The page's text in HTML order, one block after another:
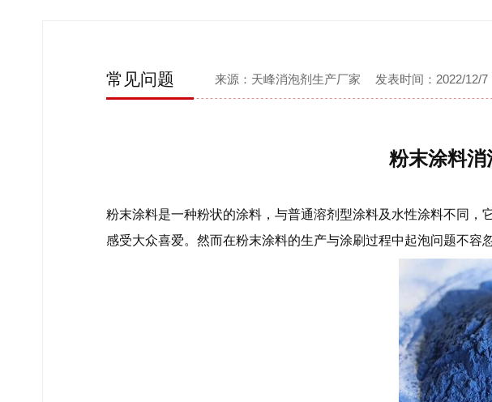
常见问题 来源：天峰消泡剂生产厂家 发表时间：2022/12/7
粉末涂料
粉末涂料是一种粉状的涂料，与普通溶剂型涂料及水性涂料不同
感受大众喜爱。然而在粉末涂料的生产与涂刷过程中起泡问题不容